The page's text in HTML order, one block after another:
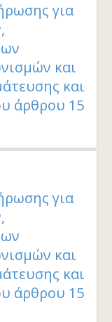
για
και
και
άρθρου 15
για
και
και
άρθρου 15